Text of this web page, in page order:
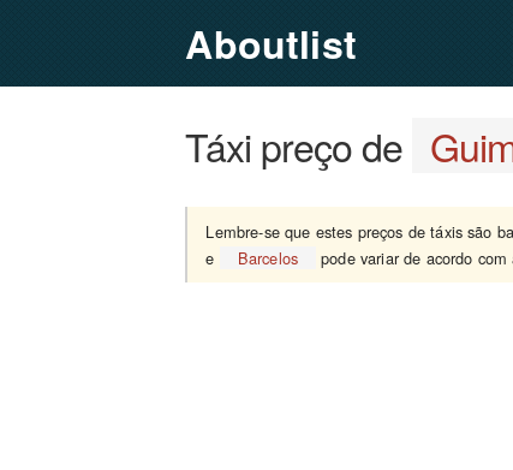
Aboutlist
Táxi preço de
Lembre-se que estes preços de táxis são
e
Barcelos pode variar de acordo